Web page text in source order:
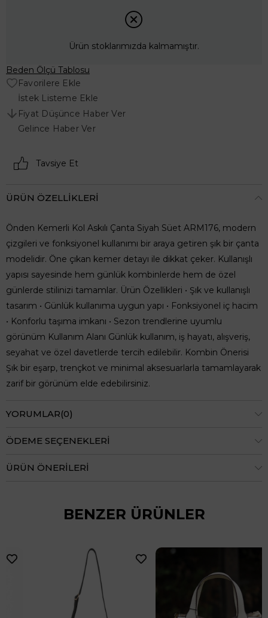
Ürün stoklarımızda kalmamıştır.
Beden Ölçü Tablosu
Favorilere Ekle
İstek Listeme Ekle
Fiyat Düşünce Haber Ver
Gelince Haber Ver
Tavsiye Et
ÜRÜN ÖZELLIKLERI
Önden Kemerli Kol Askılı Çanta Siyah Süet ARM176, modern
çizgileri ve fonksiyonel kullanımı bir araya getiren şık bir çanta
modelidir. Öne çıkan kemer detayı ile dikkat çeker. Kullanışlı
yapısı sayesinde hem günlük kombinlerde hem de özel
günlerde stilinizi tamamlar. Ürün Özellikleri • Şık ve kullanışlı
tasarım • Günlük kullanıma uygun yapı • Fonksiyonel iç hacim
• Konforlu taşıma imkanı • Sezon trendlerine uyumlu
görünüm Kullanım Alanı Günlük kullanım, iş hayatı, alışveriş,
seyahat ve özel davetlerde tercih edilebilir. Kombin Önerisi
Şık bir eşarp, trençkot ve minimal aksesuarlarla tamamlayarak
zarif bir görünüm elde edebilirsiniz.
YORUMLAR(0)
ÖDEME SEÇENEKLERI
ÜRÜN ÖNERILERI
BENZER ÜRÜNLER